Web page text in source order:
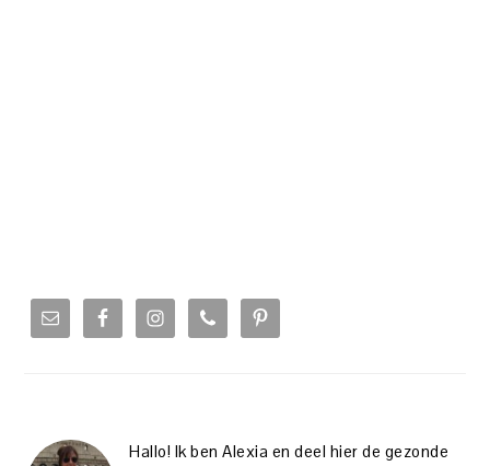
SIDEBAR
Hallo! Ik ben Alexia en deel hier de gezonde